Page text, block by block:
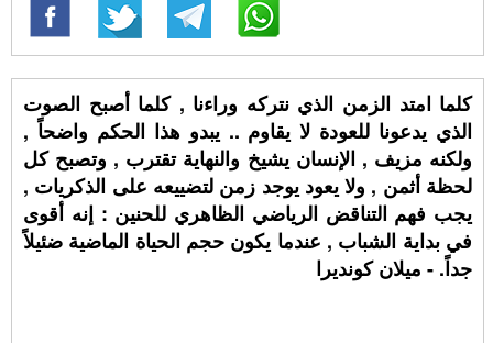
كلما امتد الزمن الذي نتركه وراءنا , كلما أصبح الصوت
الذي يدعونا للعودة لا يقاوم .. يبدو هذا الحكم واضحاً ,
ولكنه مزيف , الإنسان يشيخ والنهاية تقترب , وتصبح كل
لحظة أثمن , ولا يعود يوجد زمن لتضييعه على الذكريات ,
يجب فهم التناقض الرياضي الظاهري للحنين : إنه أقوى
في بداية الشباب , عندما يكون حجم الحياة الماضية ضئيلاً
جداً. - ميلان كونديرا